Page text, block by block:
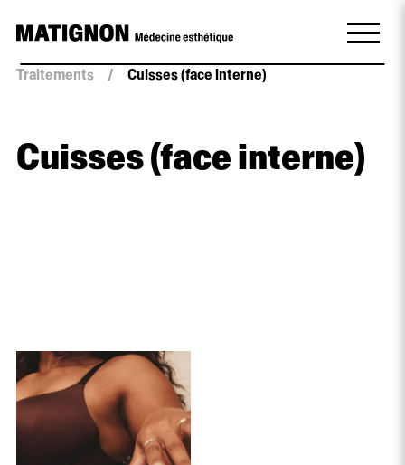
Traitements / Cuisses (face interne)
Cuisses (face interne)